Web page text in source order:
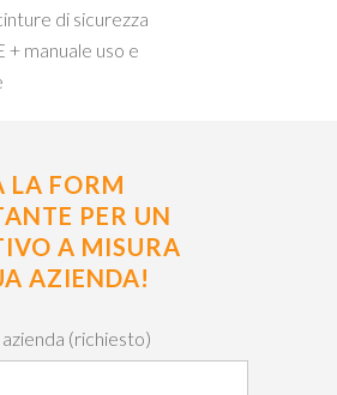
di sicurezza
manuale uso e
LA FORM
PER UN
A MISURA
AZIENDA!
(richiesto)